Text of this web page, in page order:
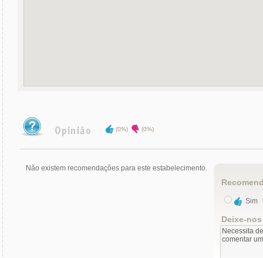
(0%) (0%)
Não existem recomendações para este estabelecimento.
Sim
Deixe-